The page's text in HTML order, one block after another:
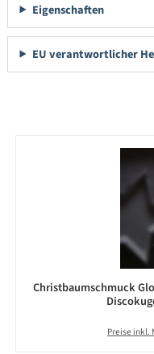
Eigenschaften
EU verantwortlicher
Christbaumschmuck
Preise inkl.